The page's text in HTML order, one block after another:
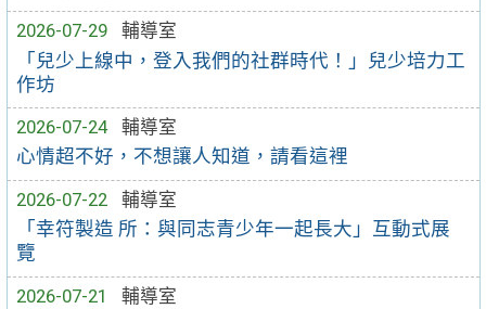
2026-07-29
輔導室
「兒少上線中，登入我們的社群時代！」兒少培力工
作坊
2026-07-24
輔導室
心情超不好，不想讓人知道，請看這裡
2026-07-22
輔導室
「幸符製造 所：與同志青少年一起長大」互動式展
覽
2026-07-21
輔導室